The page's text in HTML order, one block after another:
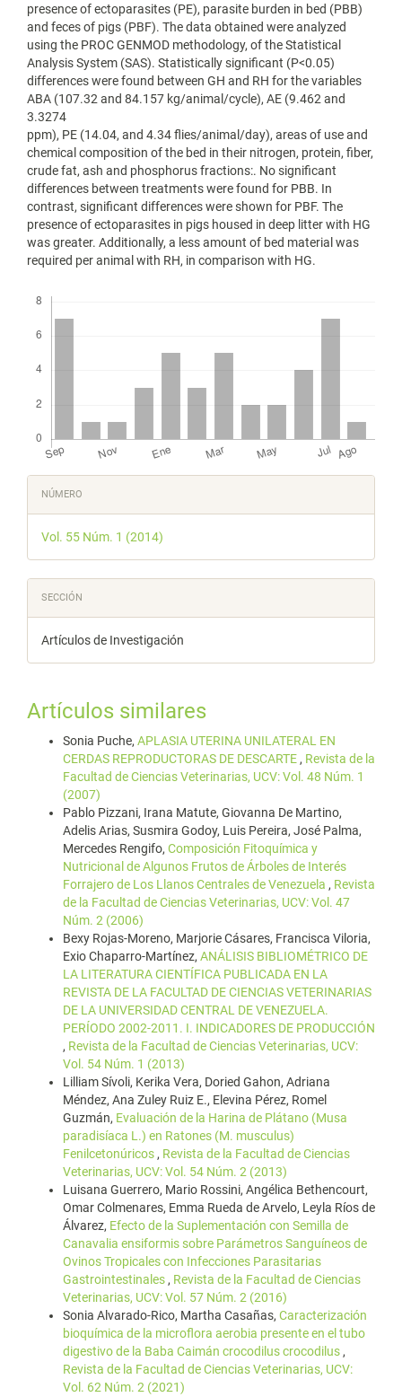
presence of ectoparasites (PE), parasite burden in bed (PBB)
and feces of pigs (PBF). The data obtained were analyzed
using the PROC GENMOD methodology, of the Statistical
Analysis System (SAS). Statistically significant (P<0.05)
differences were found between GH and RH for the variables
ABA (107.32 and 84.157 kg/animal/cycle), AE (9.462 and
3.3274
ppm), PE (14.04, and 4.34 flies/animal/day), areas of use and
chemical composition of the bed in their nitrogen, protein, fiber,
crude fat, ash and phosphorus fractions:. No significant
differences between treatments were found for PBB. In
contrast, significant differences were shown for PBF. The
presence of ectoparasites in pigs housed in deep litter with HG
was greater. Additionally, a less amount of bed material was
required per animal with RH, in comparison with HG.
Detalles
del
artículo
NÚMERO
Vol. 55 Núm. 1 (2014)
SECCIÓN
Artículos de Investigación
Artículos similares
Sonia Puche, APLASIA UTERINA UNILATERAL EN
CERDAS REPRODUCTORAS DE DESCARTE , Revista de la
Facultad de Ciencias Veterinarias, UCV: Vol. 48 Núm. 1
(2007)
Pablo Pizzani, Irana Matute, Giovanna De Martino,
Adelis Arias, Susmira Godoy, Luis Pereira, José Palma,
Mercedes Rengifo, Composición Fitoquímica y
Nutricional de Algunos Frutos de Árboles de Interés
Forrajero de Los Llanos Centrales de Venezuela , Revista
de la Facultad de Ciencias Veterinarias, UCV: Vol. 47
Núm. 2 (2006)
Bexy Rojas-Moreno, Marjorie Cásares, Francisca Viloria,
Exio Chaparro-Martínez, ANÁLISIS BIBLIOMÉTRICO DE
LA LITERATURA CIENTÍFICA PUBLICADA EN LA
REVISTA DE LA FACULTAD DE CIENCIAS VETERINARIAS
DE LA UNIVERSIDAD CENTRAL DE VENEZUELA.
PERÍODO 2002-2011. I. INDICADORES DE PRODUCCIÓN
, Revista de la Facultad de Ciencias Veterinarias, UCV:
Vol. 54 Núm. 1 (2013)
Lilliam Sívoli, Kerika Vera, Doried Gahon, Adriana
Méndez, Ana Zuley Ruiz E., Elevina Pérez, Romel
Guzmán, Evaluación de la Harina de Plátano (Musa
paradisíaca L.) en Ratones (M. musculus)
Fenilcetonúricos , Revista de la Facultad de Ciencias
Veterinarias, UCV: Vol. 54 Núm. 2 (2013)
Luisana Guerrero, Mario Rossini, Angélica Bethencourt,
Omar Colmenares, Emma Rueda de Arvelo, Leyla Ríos de
Álvarez, Efecto de la Suplementación con Semilla de
Canavalia ensiformis sobre Parámetros Sanguíneos de
Ovinos Tropicales con Infecciones Parasitarias
Gastrointestinales , Revista de la Facultad de Ciencias
Veterinarias, UCV: Vol. 57 Núm. 2 (2016)
Sonia Alvarado-Rico, Martha Casañas, Caracterización
bioquímica de la microflora aerobia presente en el tubo
digestivo de la Baba Caimán crocodilus crocodilus ,
Revista de la Facultad de Ciencias Veterinarias, UCV:
Vol. 62 Núm. 2 (2021)